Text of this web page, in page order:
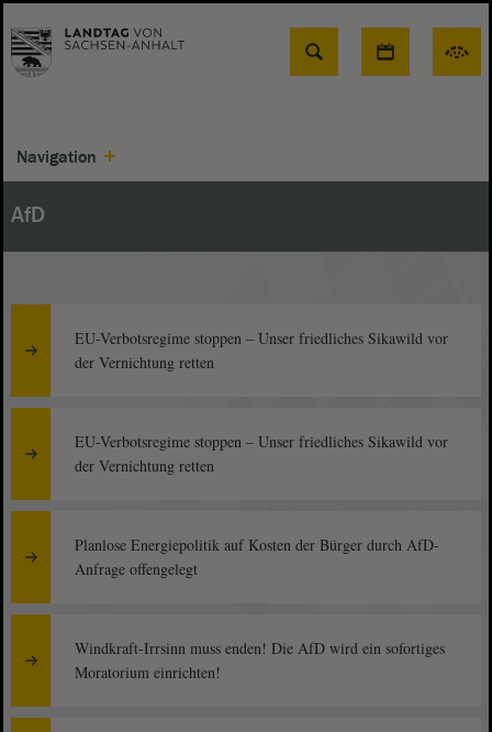
Suche
Navigation
AfD
EU-Verbotsregime stoppen – Unser friedliches Sikawild vor
der Vernichtung retten
EU-Verbotsregime stoppen – Unser friedliches Sikawild vor
der Vernichtung retten
Planlose Energiepolitik auf Kosten der Bürger durch AfD-
Anfrage offengelegt
Windkraft-Irrsinn muss enden! Die AfD wird ein sofortiges
Moratorium einrichten!